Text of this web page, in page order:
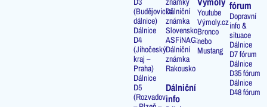
(Budějovická
dálnice)
Dálnice
D4
(Jihočeský
kraj –
Praha)
Dálnice
D5
(Rozvadov
Dálniční
známka
Slovensko
ASFiNAG:
Dálniční
známka
Rakousko
Dálniční
info
Youtube
Výmoly.cz
Bronco
nebo
Mustang
fórum
Dopravní
info &
situace
Dálnice
D7 fórum
Dálnice
D35 fórum
Dálnice
D48 fórum